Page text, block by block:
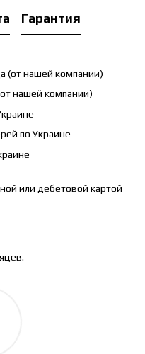
Гарантия
(от нашей компании)
нашей компании)
по Украине
или дебетовой картой